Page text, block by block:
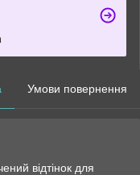
Умови повернення
відтінок для